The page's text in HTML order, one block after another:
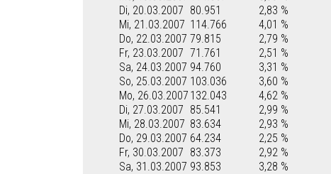
Di, 20.03.2007 80.951 2,83 %
Mi, 21.03.2007 114.766 4,01 %
Do, 22.03.2007 79.815 2,79 %
Fr, 23.03.2007 71.761 2,51 %
Sa, 24.03.2007 94.760 3,31 %
So, 25.03.2007 103.036 3,60 %
Mo, 26.03.2007 132.043 4,62 %
Di, 27.03.2007 85.541 2,99 %
Mi, 28.03.2007 83.634 2,93 %
Do, 29.03.2007 64.234 2,25 %
Fr, 30.03.2007 83.373 2,92 %
Sa, 31.03.2007 93.853 3,28 %